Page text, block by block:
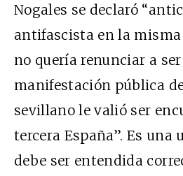
Nogales se declaró
antifascista en la
no quería renunciar a
manifestación pública
sevillano le valió ser
tercera España”. Es una
debe ser entendida